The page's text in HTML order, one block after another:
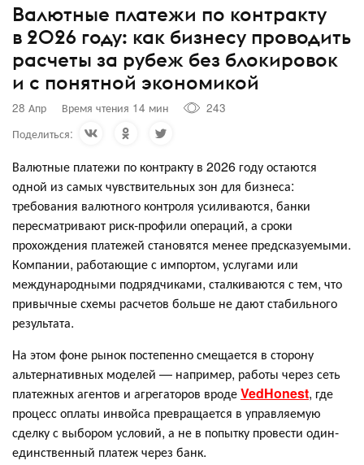
Валютные платежи по контракту
в 2026 году: как бизнесу проводить
расчеты за рубеж без блокировок
и с понятной экономикой
28 Апр Время чтения 14 мин
243
Поделиться:
Валютные платежи по контракту в 2026 году остаются
одной из самых чувствительных зон для бизнеса:
требования валютного контроля усиливаются, банки
пересматривают риск-профили операций, а сроки
прохождения платежей становятся менее предсказуемыми.
Компании, работающие с импортом, услугами или
международными подрядчиками, сталкиваются с тем, что
привычные схемы расчетов больше не дают стабильного
результата.
На этом фоне рынок постепенно смещается в сторону
альтернативных моделей — например, работы через сеть
платежных агентов и агрегаторов вродеVedHonest, где
процесс оплаты инвойса превращается в управляемую
сделку с выбором условий, а не в попытку провести один-
единственный платеж через банк.